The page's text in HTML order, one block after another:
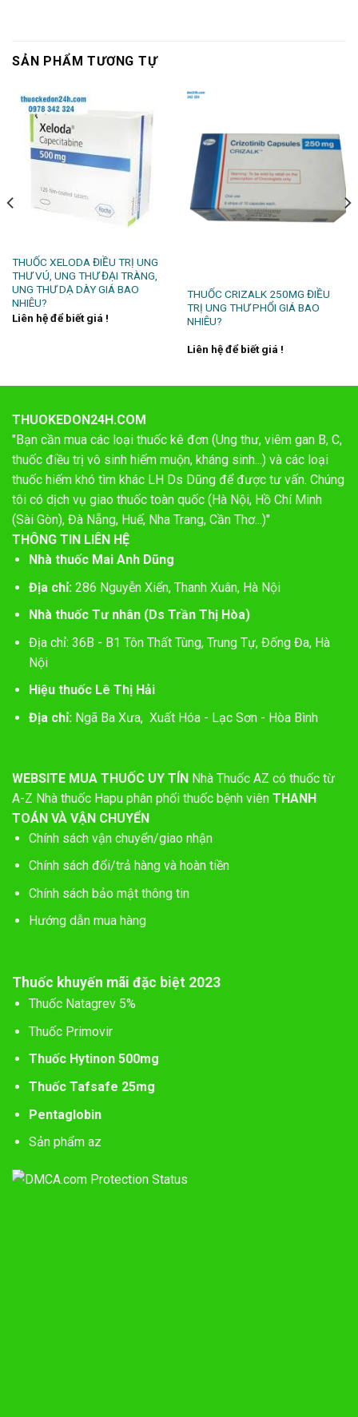
SẢN PHẨM TƯƠNG TỰ
THUỐC XELODA ĐIỀU TRỊ UNG
THƯ VÚ, UNG THƯ ĐẠI TRÀNG,
UNG THƯ DẠ DÀY GIÁ BAO
NHIÊU?
Liên hệ để biết giá !
THUỐC CRIZALK 250MG ĐIỀU
TRỊ UNG THƯ PHỔI GIÁ BAO
NHIÊU?
Liên hệ để biết giá !
THUOKEDON24H.COM
"Bạn cần mua các loại thuốc kê đơn (Ung thư, viêm gan B, C,
thuốc điều trị vô sinh hiếm muộn, kháng sinh...) và các loại
thuốc hiếm khó tìm khác LH Ds Dũng để được tư vấn. Chúng
tôi có dịch vụ giao thuốc toàn quốc (Hà Nội, Hồ Chí Minh
(Sài Gòn), Đà Nẵng, Huế, Nha Trang, Cần Thơ...)"
THÔNG TIN LIÊN HỆ
Nhà thuốc Mai Anh Dũng
Địa chỉ:286 Nguyễn Xiển, Thanh Xuân, Hà Nội
Nhà thuốc Tư nhân (Ds Trần Thị Hòa)
Địa chỉ: 36B - B1 Tôn Thất Tùng, Trung Tự, Đống Đa, Hà
Nội
Hiệu thuốc Lê Thị Hải
Địa chỉ: Ngã Ba Xưa, Xuất Hóa - Lạc Sơn - Hòa Bình
WEBSITE MUA THUỐC UY TÍN Nhà Thuốc AZ có thuốc từ
A-Z Nhà thuốc Hapu phân phối thuốc bệnh viên THANH
TOÁN VÀ VẬN CHUYỂN
Chính sách vận chuyển/giao nhận
Chính sách đổi/trả hàng và hoàn tiền
Chính sách bảo mật thông tin
Hướng dẫn mua hàng
Thuốc khuyến mãi đặc biệt 2023
Thuốc Natagrev 5%
Thuốc Primovir
Thuốc Hytinon 500mg
Thuốc Tafsafe 25mg
Pentaglobin
Sản phẩm az